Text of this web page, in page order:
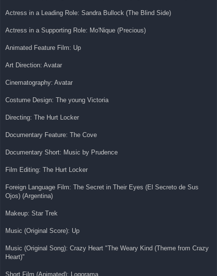
Actress in a Leading Role: Sandra Bullock (The Blind Side)
Actress in a Supporting Role: Mo'Nique (Precious)
Animated Feature Film: Up
Art Direction: Avatar
Cinematography: Avatar
Costume Design: The young Victoria
Directing: The Hurt Locker
Documentary Feature: The Cove
Documentary Short: Music by Prudence
Film Editing: The Hurt Locker
Foreign Language Film: The Secret in Their Eyes (El Secreto de Sus
Ojos) (Argentina)
Makeup: Star Trek
Music (Original Score): Up
Music (Original Song): Crazy Heart "The Weary Kind (Theme from Crazy
Heart)"
Short Film (Animated): Logorama